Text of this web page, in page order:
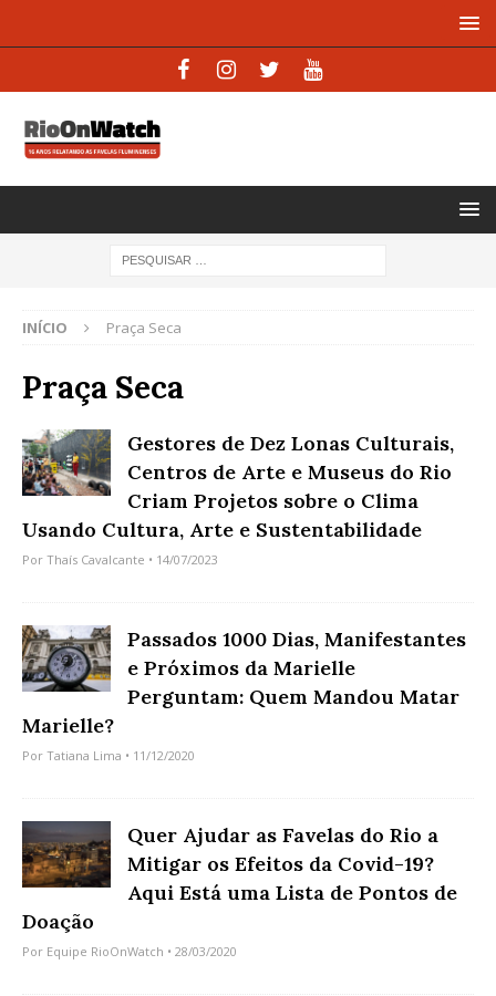
INÍCIO Praça Seca
Praça Seca
Gestores de Dez Lonas Culturais,
Centros de Arte e Museus do Rio
Criam Projetos sobre o Clima
Usando Cultura, Arte e Sustentabilidade
Por Thaís Cavalcante • 14/07/2023
Passados 1000 Dias, Manifestantes
e Próximos da Marielle
Perguntam: Quem Mandou Matar
Marielle?
Por Tatiana Lima • 11/12/2020
Quer Ajudar as Favelas do Rio a
Mitigar os Efeitos da Covid-19?
Aqui Está uma Lista de Pontos de
Doação
Por Equipe RioOnWatch • 28/03/2020